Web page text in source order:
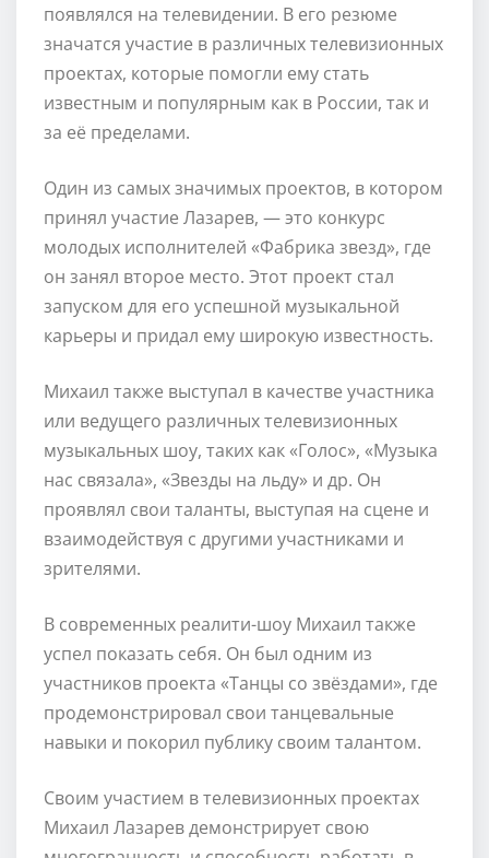
появлялся на телевидении. В его резюме
значатся участие в различных телевизионных
проектах, которые помогли ему стать
известным и популярным как в России, так и
за её пределами.
Один из самых значимых проектов, в котором
принял участие Лазарев, — это конкурс
молодых исполнителей «Фабрика звезд», где
он занял второе место. Этот проект стал
запуском для его успешной музыкальной
карьеры и придал ему широкую известность.
Михаил также выступал в качестве участника
или ведущего различных телевизионных
музыкальных шоу, таких как «Голос», «Музыка
нас связала», «Звезды на льду» и др. Он
проявлял свои таланты, выступая на сцене и
взаимодействуя с другими участниками и
зрителями.
В современных реалити-шоу Михаил также
успел показать себя. Он был одним из
участников проекта «Танцы со звёздами», где
продемонстрировал свои танцевальные
навыки и покорил публику своим талантом.
Своим участием в телевизионных проектах
Михаил Лазарев демонстрирует свою